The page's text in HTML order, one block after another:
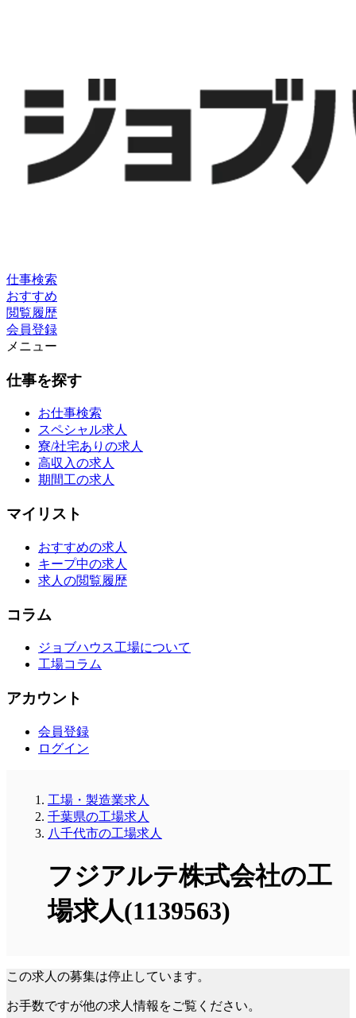
仕事検索
おすすめ
閲覧履歴
会員登録
メニュー
仕事を探す
お仕事検索
スペシャル求人
寮/社宅ありの求人
高収入の求人
期間工の求人
マイリスト
おすすめの求人
キープ中の求人
求人の閲覧履歴
コラム
ジョブハウス工場について
工場コラム
アカウント
会員登録
ログイン
工場・製造業求人
千葉県の工場求人
八千代市の工場求人
フジアルテ株式会社の工
場求人(1139563)
この求人の募集は停止しています。
お手数ですが他の求人情報をご覧ください。